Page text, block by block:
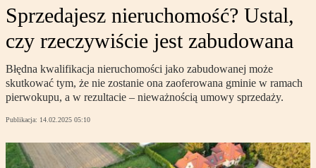
Sprzedajesz nieruchomość? Ustal,
czy rzeczywiście jest zabudowana
Błędna kwalifikacja nieruchomości jako zabudowanej może
skutkować tym, że nie zostanie ona zaoferowana gminie w ramach
pierwokupu, a w rezultacie – nieważnością umowy sprzedaży.
Publikacja: 14.02.2025 05:10